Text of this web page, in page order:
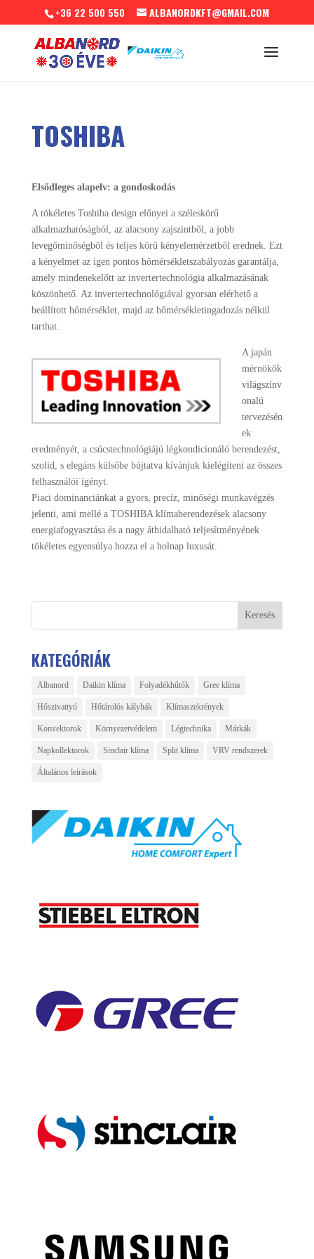
+36 22 500 550 ALBANORDKFT@GMAIL.COM
TOSHIBA
Elsődleges alapelv: a gondoskodás
A tökéletes Toshiba design előnyei a széleskörű
alkalmazhatóságból, az alacsony zajszintből, a jobb
levegőminőségből és teljes körű kényelemérzetből erednek. Ezt
a kényelmet az igen pontos hőmérsékletszabályozás garantálja,
amely mindenekelőtt az invertertechnológia alkalmazásának
köszönhető. Az invertertechnológiával gyorsan elérhető a
beállított hőmérséklet, majd az hőmérsékletingadozás nélkül
tarthat.
A japán
mérnökök
világszínv
onalú
tervezésén
ek
eredményét, a csúcstechnológiájú légkondicionáló berendezést,
szolid, s elegáns külsőbe bújtatva kívánjuk kielégíteni az összes
felhasználói igényt.
Piaci dominanciánkat a gyors, precíz, minőségi munkavégzés
jelenti, ami mellé a TOSHIBA klímaberendezések alacsony
energiafogyasztása és a nagy áthidalható teljesítményének
tökéletes egyensúlya hozza el a holnap luxusát.
KATEGÓRIÁK
Albanord Daikin klíma Folyadékhűtők Gree klíma
Hőszivattyú Hőtárolós kályhák Klímaszekrények
Konvektorok Környezetvédelem Légtechnika Márkák
Napkollektorok Sinclair klíma Split klíma VRV rendszerek
Általános leírások